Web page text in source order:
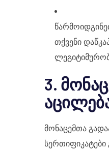
თქვენი
3.
მონაცემთა